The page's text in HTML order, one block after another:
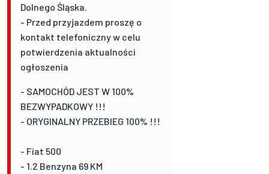
Dolnego Śląska.
- Przed przyjazdem proszę o
kontakt telefoniczny w celu
potwierdzenia aktualności
ogłoszenia
- SAMOCHÓD JEST W 100%
BEZWYPADKOWY !!!
- ORYGINALNY PRZEBIEG 100% !!!
- Fiat 500
- 1.2 Benzyna 69 KM